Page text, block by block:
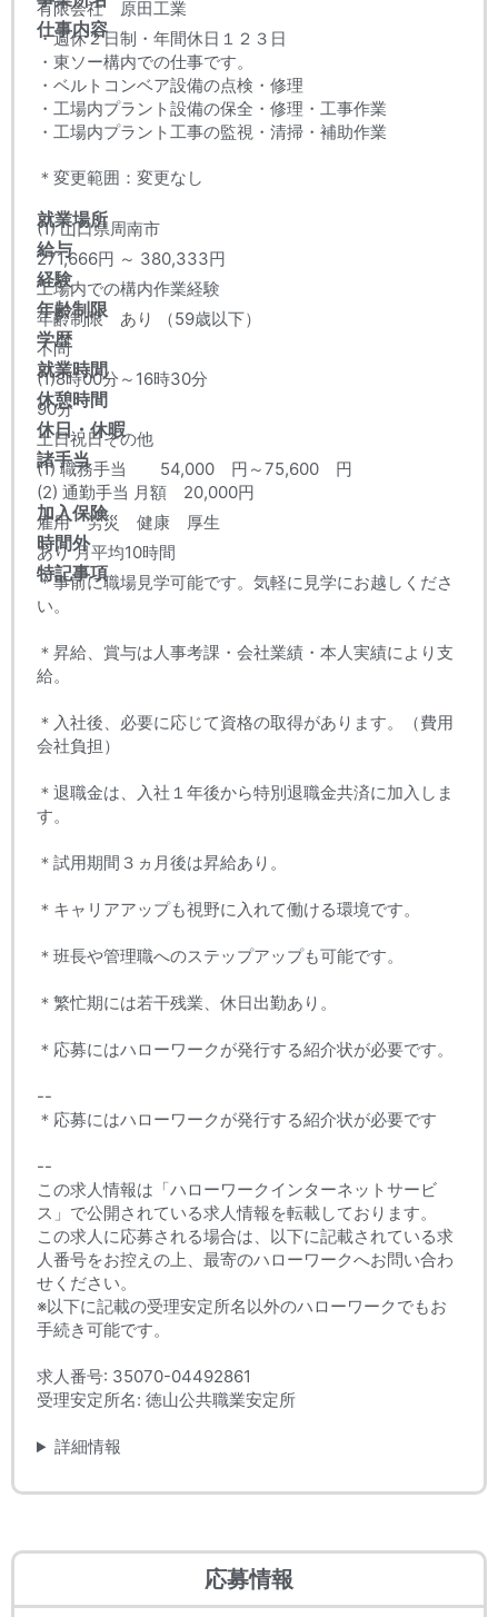
有限会社 原田工業
仕事内容
・週休２日制・年間休日１２３日
・東ソー構内での仕事です。
・ベルトコンベア設備の点検・修理
・工場内プラント設備の保全・修理・工事作業
・工場内プラント工事の監視・清掃・補助作業
＊変更範囲：変更なし
就業場所
(1) 山口県周南市
給与
271,666円 ～ 380,333円
経験
工場内での構内作業経験
年齢制限
年齢制限 あり （59歳以下）
学歴
不問
就業時間
(1)8時00分～16時30分
休憩時間
90分
休日・休暇
土日祝日その他
諸手当
(1) 職務手当 54,000 円～75,600 円
(2) 通勤手当 月額 20,000円
加入保険
雇用 労災 健康 厚生
時間外
あり 月平均10時間
特記事項
＊事前に職場見学可能です。気軽に見学にお越しくださ
い。
＊昇給、賞与は人事考課・会社業績・本人実績により支
給。
＊入社後、必要に応じて資格の取得があります。（費用
会社負担）
＊退職金は、入社１年後から特別退職金共済に加入しま
す。
＊試用期間３ヵ月後は昇給あり。
＊キャリアアップも視野に入れて働ける環境です。
＊班長や管理職へのステップアップも可能です。
＊繁忙期には若干残業、休日出勤あり。
＊応募にはハローワークが発行する紹介状が必要です。
--
＊応募にはハローワークが発行する紹介状が必要です
--
この求人情報は「ハローワークインターネットサービ
ス」で公開されている求人情報を転載しております。
この求人に応募される場合は、以下に記載されている求
人番号をお控えの上、最寄のハローワークへお問い合わ
せください。
※以下に記載の受理安定所名以外のハローワークでもお
手続き可能です。
求人番号: 35070-04492861
受理安定所名: 徳山公共職業安定所
詳細情報
応募情報